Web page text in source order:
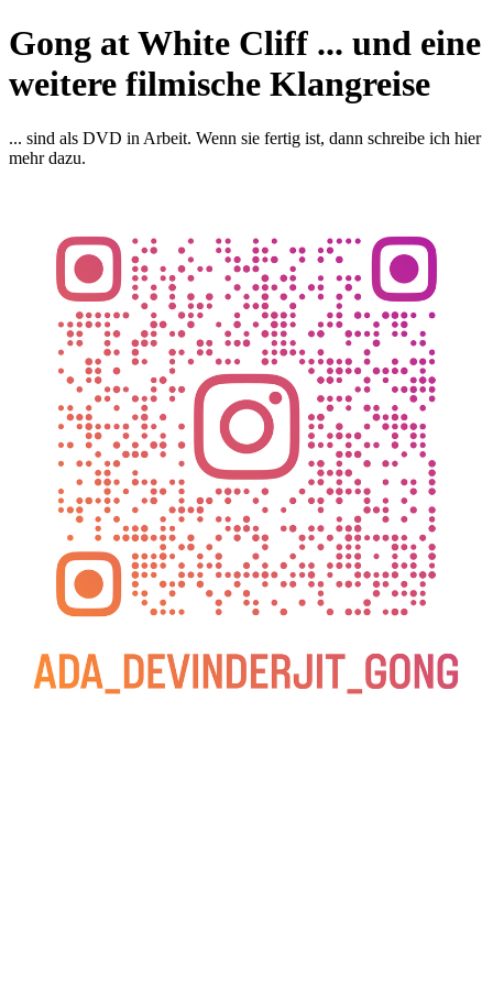
Gong at White Cliff ... und eine
weitere filmische Klangreise
... sind als DVD in Arbeit. Wenn sie fertig ist, dann schreibe ich hier
mehr dazu.